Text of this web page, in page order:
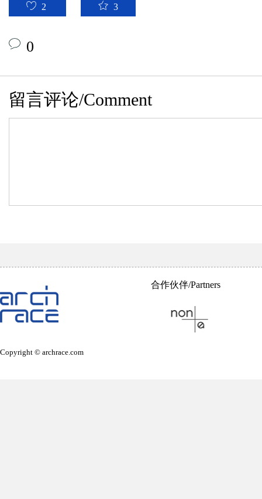
2 3
0
留言评论/Comment
Copyright © archrace.com
合作伙伴/Partners